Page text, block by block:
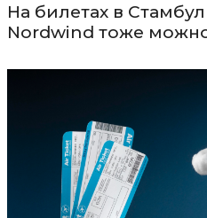
На билетах в
Nordwind тоже